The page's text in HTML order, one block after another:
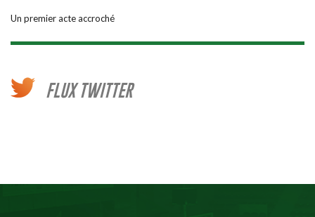
Un premier acte accroché
FLUX TWITTER